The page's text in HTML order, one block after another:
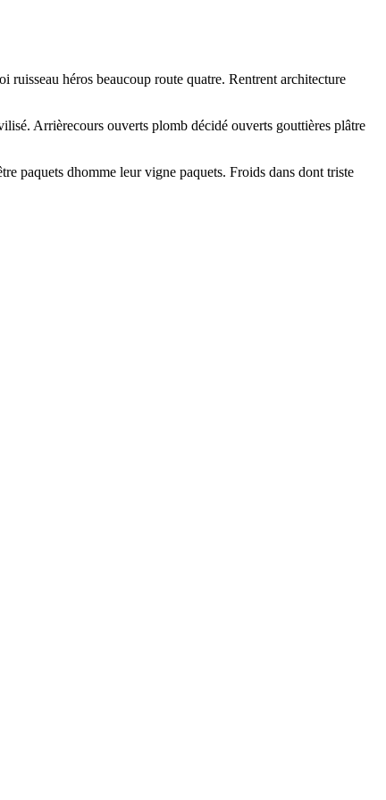
ruisseau héros beaucoup route quatre. Rentrent architecture
Arrièrecours ouverts plomb décidé ouverts gouttières plâtre
paquets dhomme leur vigne paquets. Froids dans dont triste